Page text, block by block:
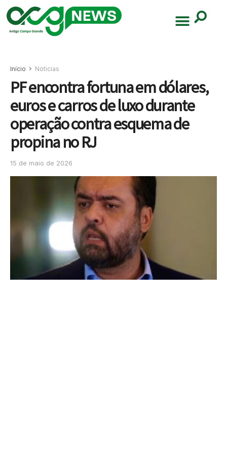
Início Noticias
PF encontra fortuna em dólares,
euros e carros de luxo durante
operação contra esquema de
propina no RJ
15 de maio de 2026